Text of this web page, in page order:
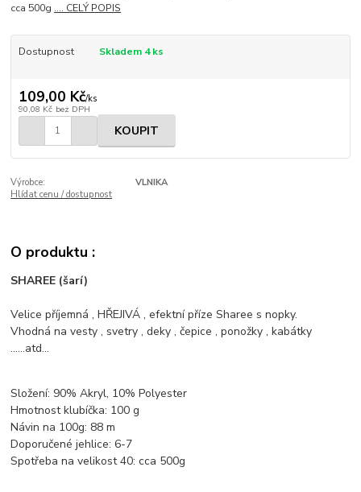
cca 500g .... CELÝ POPIS
Dostupnost Skladem 4 ks
109,00 Kč/ks
90,08 Kč bez DPH
KOUPIT
Výrobce:
VLNIKA
Hlídat cenu / dostupnost
O produktu :
SHAREE (šarí)
Velice příjemná , HŘEJIVÁ , efektní příze Sharee s nopky.
Vhodná na vesty , svetry , deky , čepice , ponožky , kabátky
......atd...
Složení: 90% Akryl, 10% Polyester
Hmotnost klubíčka: 100 g
Návin na 100g: 88 m
Doporučené jehlice: 6-7
Spotřeba na velikost 40: cca 500g